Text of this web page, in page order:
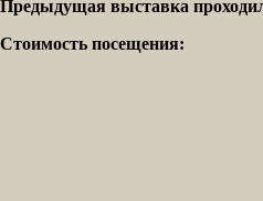
Предыдущая выставка
Стоимость посещения: